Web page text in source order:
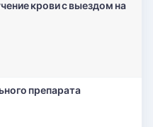
крови с выездом на
препарата